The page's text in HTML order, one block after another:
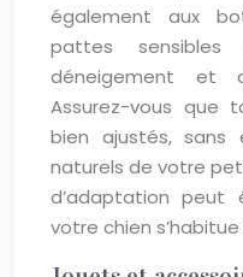
également aux
pattes
déneigement et
Assurez-vous que
bien ajustés, sans
naturels de votre
d’adaptation peut
votre chien